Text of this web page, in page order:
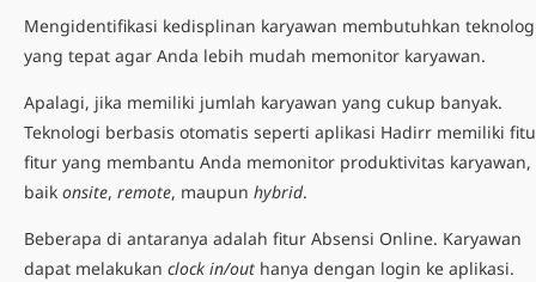
Mengidentifikasi kedisplinan karyawan membutuhkan
yang tepat agar Anda lebih mudah memonitor karyawan.
Apalagi, jika memiliki jumlah karyawan yang cukup banyak.
Teknologi berbasis otomatis seperti aplikasi Hadirr memiliki
fitur yang membantu Anda memonitor produktivitas karyawan,
baik onsite, remote, maupun hybrid.
Beberapa di antaranya adalah fitur Absensi Online. Karyawan
dapat melakukan clock in/out hanya dengan login ke aplikasi.